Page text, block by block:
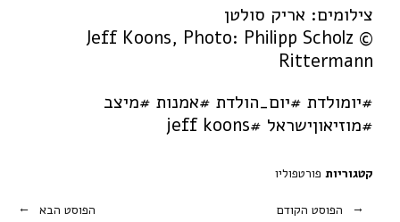
צילומים: אריק סולטן
© Jeff Koons, Photo: Philipp Scholz
Rittermann
#יומולדת #יום_הולדת #אמנות #מיצב
#מוזיאוןישראל #jeff koons
קטגוריות פורטפוליו
הפוסט הקודם
הפוסט הבא